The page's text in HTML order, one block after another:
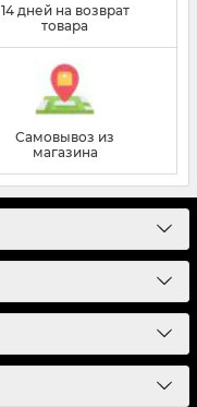
14 дней на возврат
товара
Самовывоз из
магазина